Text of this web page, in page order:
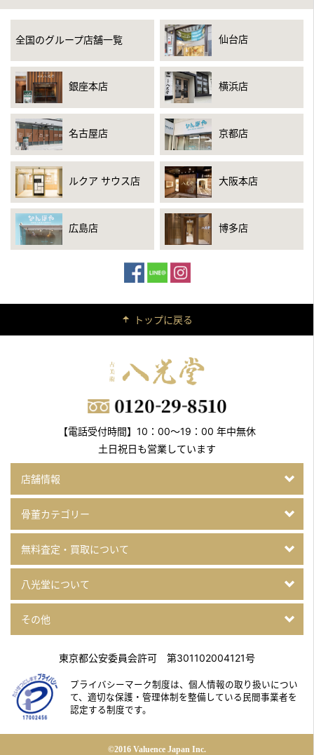
全国のグループ店舗一覧 仙台店
銀座本店 横浜店
名古屋店 京都店
ルクア サウス店 大阪本店
広島店 博多店
トップに戻る
【電話受付時間】10：00～19：00 年中無休
土日祝日も営業しています
店舗情報
骨董カテゴリー
無料査定・買取について
八光堂について
その他
東京都公安委員会許可 第301102004121号
プライバシーマーク制度は、個人情報の取り扱いについ
て、適切な保護・管理体制を整備している民間事業者を
認定する制度です。
©2016 Valuence Japan Inc.